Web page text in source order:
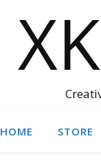
HOME STORE